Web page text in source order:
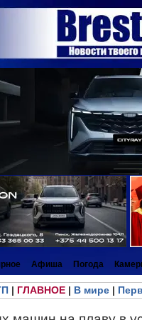
Афиша Погода
| ГЛАВНОЕ| В мире|